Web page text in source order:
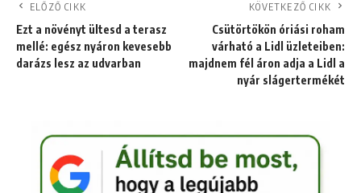
ELŐZŐ CIKK
Ezt a növényt ültesd a terasz
mellé: egész nyáron kevesebb
darázs lesz az udvarban
KÖVETKEZŐ CIKK
Csütörtökön óriási roham
várható a Lidl üzleteiben:
majdnem fél áron adja a Lidl a
nyár slágertermékét